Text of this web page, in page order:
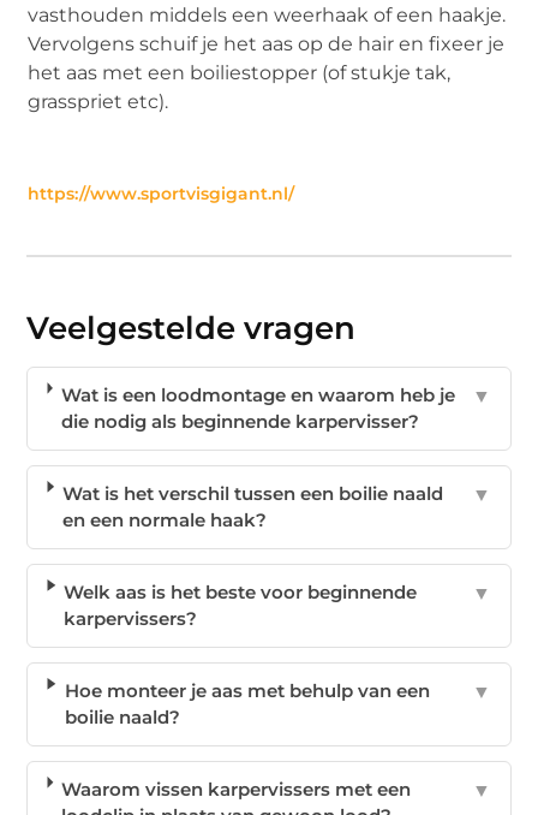
vasthouden middels een weerhaak of een haakje.
Vervolgens schuif je het aas op de hair en fixeer je
het aas met een boiliestopper (of stukje tak,
grasspriet etc).
https://www.sportvisgigant.nl/
Veelgestelde vragen
Wat is een loodmontage en waarom heb je
die nodig als beginnende karpervisser?
▼
Wat is het verschil tussen een boilie naald
en een normale haak?
▼
Welk aas is het beste voor beginnende
karpervissers?
▼
Hoe monteer je aas met behulp van een
boilie naald?
▼
Waarom vissen karpervissers met een
▼